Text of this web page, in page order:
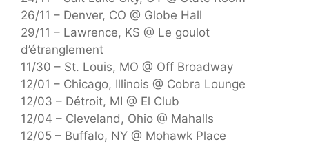
26/11 – Denver, CO @ Globe Hall
29/11 – Lawrence, KS @ Le goulot
d’étranglement
11/30 – St. Louis, MO @ Off Broadway
12/01 – Chicago, Illinois @ Cobra Lounge
12/03 – Détroit, MI @ El Club
12/04 – Cleveland, Ohio @ Mahalls
12/05 – Buffalo, NY @ Mohawk Place